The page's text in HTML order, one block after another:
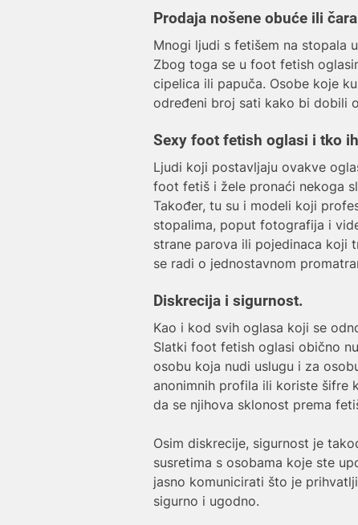
Prodaja nošene obuće ili
Mnogi ljudi s fetišem na stopala
Zbog toga se u foot fetish
cipelica ili papuča. Osobe koje
određeni broj sati kako bi dobili
Sexy foot fetish oglasi i tko
Ljudi koji postavljaju ovakve
foot fetiš i žele pronaći nekoga
Također, tu su i modeli koji
stopalima, poput fotografija i
strane parova ili pojedinaca koji
se radi o jednostavnom
Diskrecija i sigurnost.
Kao i kod svih oglasa koji se
Slatki foot fetish oglasi obično
osobu koja nudi uslugu i za
anonimnih profila ili koriste šifre
da se njihova sklonost prema
Osim diskrecije, sigurnost je
susretima s osobama koje ste
jasno komunicirati što je
sigurno i ugodno.